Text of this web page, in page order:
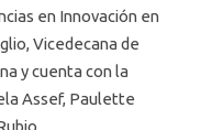
en Innovación en
Vicedecana de
y cuenta con la
Assef, Paulette